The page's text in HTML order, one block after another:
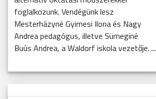
foglalkozunk. Vendégünk lesz
Mesterházyné Gyimesi Ilona és Nagy
Andrea pedagógus, illetve Sümeginé
Buús Andrea, a Waldorf iskola vezetője. ...